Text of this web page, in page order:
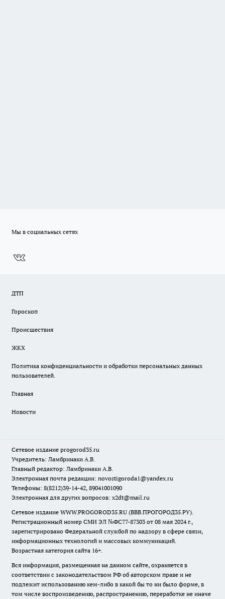
Мы в социальных сетях
ДТП
Гороскоп
Происшествия
ЖКХ
Политика конфиденциальности и обработки персональных данных
пользователей.
Главная
Новости
Сетевое издание progorod35.ru
Учредитель: Ламбринаки А.В.
Главный редактор: Ламбринаки А.В.
Электронная почта редакции: novostigoroda1@yandex.ru
Телефоны: 8(8212)39-14-42, 89041001090
Электронная для других вопросов: x2dt@mail.ru
Сетевое издание WWW.PROGOROD35.RU (ВВВ.ПРОГОРОД35.РУ).
Регистрационный номер СМИ ЭЛ №ФС77-87303 от 08 мая 2024 г.,
зарегистрировано Федеральной службой по надзору в сфере связи,
информационных технологий и массовых коммуникаций.
Возрастная категория сайта 16+.
Вся информация, размещенная на данном сайте, охраняется в
соответствии с законодательством РФ об авторском праве и не
подлежит использованию кем-либо в какой бы то ни было форме, в
том числе воспроизведению, распространению, переработке не иначе